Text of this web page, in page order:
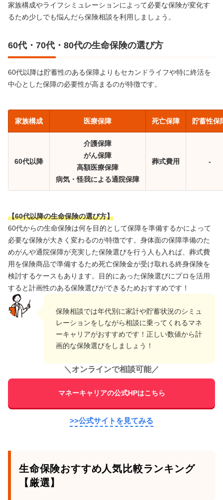
家族構成やライフシミュレーションによって必要な保険が変化す
るため少しでも悩んだら保険相談を利用しましょう。
60代・70代・80代の生命保険の選び方
60代以降は貯蓄性のある保障よりもセカンドライフや特に終活を
中心とした保障の必要性が高まるのが特徴です。
家族構成 医療保障 死亡保障 貯蓄性保
60代以降
介護保障
がん保障
高額医療保障
病気・怪我による通院保障
葬式費用 -
【60代以降の生命保険の選び方】
60代からの生命保険は何を目的として保障を準備するかによって
必要な保険が大きく変わるのが特徴です。身体面の保障準備のた
めがんや通院保障が充実した保険選びを行う人も入れば、葬式費
用を保険商品で準備するため死亡保険金が受け取れる終身保険を
検討するケースもあります。目的にあった保険選びにプロを活用
すると計画性のある保険選びができるためおすすめです！
保険相談では年代別に家計や貯蓄状況のシミュ
レーションをしながら相談に乗ってくれるマネ
ーキャリアがおすすめです！正しい数値から計
画的な保険選びをしましょう！
＼ オンラインで相談可能／
マネーキャリアの公式HPはこちら
>>公式サイトを見てみる
生命保険おすすめ人気比較ランキング
【厳選】